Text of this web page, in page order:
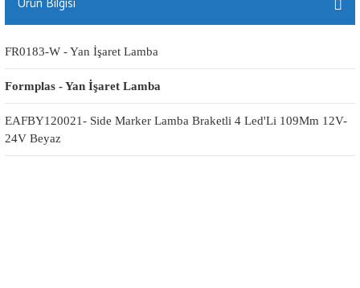
FR0183-W - Yan İşaret Lamba
Formplas - Yan İşaret Lamba
EAFBY120021- Side Marker Lamba Braketli 4 Led'Li 109Mm 12V-
24V Beyaz